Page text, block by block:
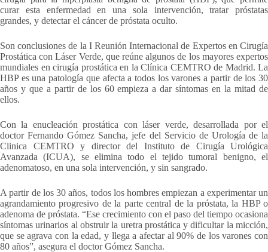
curar esta enfermedad en una sola intervención, tratar próstatas
grandes, y detectar el cáncer de próstata oculto.
Son conclusiones de la I Reunión Internacional de Expertos en Cirugía
Prostática con Láser Verde, que reúne algunos de los mayores expertos
mundiales en cirugía prostática en la Clínica CEMTRO de Madrid. La
HBP es una patología que afecta a todos los varones a partir de los 30
años y que a partir de los 60 empieza a dar síntomas en la mitad de
ellos.
Con la enucleación prostática con láser verde, desarrollada por el
doctor Fernando Gómez Sancha, jefe del Servicio de Urología de la
Clinica CEMTRO y director del Instituto de Cirugía Urológica
Avanzada (ICUA), se elimina todo el tejido tumoral benigno, el
adenomatoso, en una sola intervención, y sin sangrado.
A partir de los 30 años, todos los hombres empiezan a experimentar un
agrandamiento progresivo de la parte central de la próstata, la HBP o
adenoma de próstata. “Ese crecimiento con el paso del tiempo ocasiona
síntomas urinarios al obstruir la uretra prostática y dificultar la micción,
que se agrava con la edad, y llega a afectar al 90% de los varones con
80 años”, asegura el doctor Gómez Sancha.